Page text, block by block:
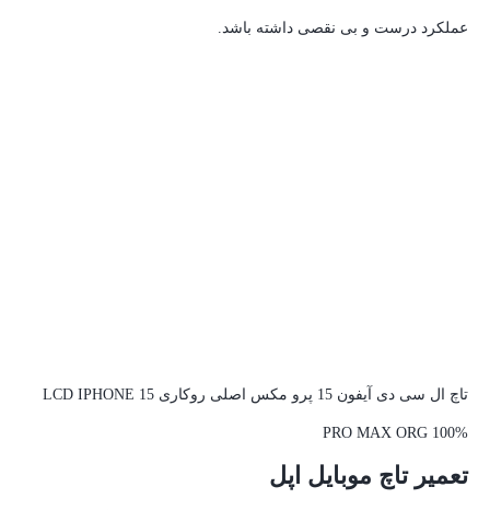
عملکرد درست و بی نقصی داشته باشد.
تاچ ال سی دی آیفون 15 پرو مکس اصلی روکاری LCD IPHONE 15
PRO MAX ORG 100%
تعمیر تاچ موبایل اپل